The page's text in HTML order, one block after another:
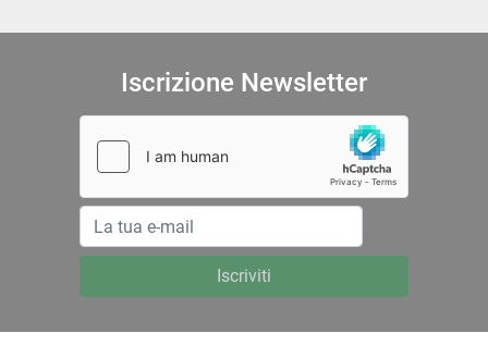
Iscrizione Newsletter
Iscriviti